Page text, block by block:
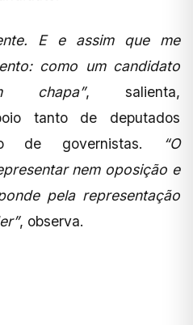
E e assim que me
como um candidato
chapa”, salienta,
tanto de deputados
de governistas.
“O
nem oposição e
pela representação
, observa.